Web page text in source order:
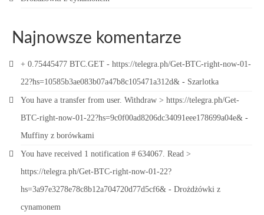
Najnowsze komentarze
+ 0.75445477 BTC.GET - https://telegra.ph/Get-BTC-right-now-01-
22?hs=10585b3ae083b07a47b8c105471a312d& - Szarlotka
You have a transfer from user. Withdrаw > https://telegra.ph/Get-
BTC-right-now-01-22?hs=9c0f00ad8206dc34091eee178699a04e& -
Muffiny z borówkami
You have received 1 notification # 634067. Read >
https://telegra.ph/Get-BTC-right-now-01-22?
hs=3a97e3278e78c8b12a704720d77d5cf6& - Drożdżówki z
cynamonem